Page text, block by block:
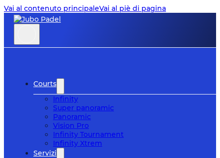
Vai al contenuto principaleVai al piè di pagina
Courts
Infinity
Super panoramic
Panoramic
Vision Pro
Infinity Tournament
Infinity Xtrem
Servizi